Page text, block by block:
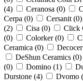
(4) Ceranosa (0)
Cerpa (0) Cersanit (0)
(2) Cisa (0) Click
(0) Colorker (0)
Ceramica (0)
DeShun Ceramics (0)
(0) Domino (1)
Durstone (4) Dvomo (